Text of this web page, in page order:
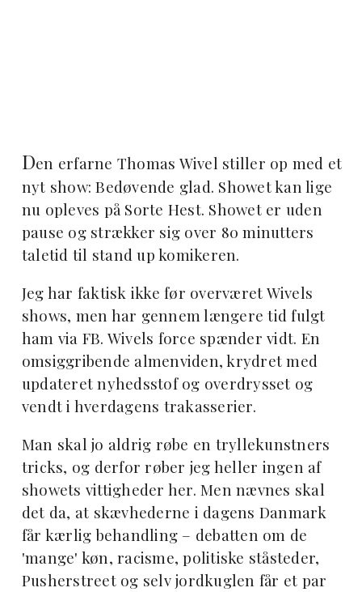
Den erfarne Thomas Wivel stiller op med et
nyt show: Bedøvende glad. Showet kan lige
nu opleves på Sorte Hest. Showet er uden
pause og strækker sig over 80 minutters
taletid til stand up komikeren.
Jeg har faktisk ikke før overværet Wivels
shows, men har gennem længere tid fulgt
ham via FB. Wivels force spænder vidt. En
omsiggribende almenviden, krydret med
updateret nyhedsstof og overdrysset og
vendt i hverdagens trakasserier.
Man skal jo aldrig røbe en tryllekunstners
tricks, og derfor røber jeg heller ingen af
showets vittigheder her. Men nævnes skal
det da, at skævhederne i dagens Danmark
får kærlig behandling – debatten om de
'mange' køn, racisme, politiske ståsteder,
Pusherstreet og selv jordkuglen får et par